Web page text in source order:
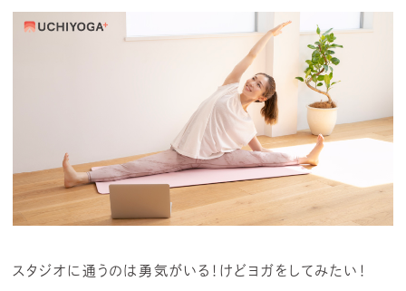
スタジオに通うのは勇気がいる！けどヨガをしてみたい！